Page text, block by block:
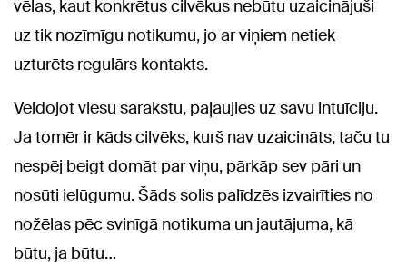
vēlas, kaut konkrētus cilvēkus nebūtu uzaicinājuši
uz tik nozīmīgu notikumu, jo ar viņiem netiek
uzturēts regulārs kontakts.
Veidojot viesu sarakstu, paļaujies uz savu intuīciju.
Ja tomēr ir kāds cilvēks, kurš nav uzaicināts, taču tu
nespēj beigt domāt par viņu, pārkāp sev pāri un
nosūti ielūgumu. Šāds solis palīdzēs izvairīties no
nožēlas pēc svinīgā notikuma un jautājuma, kā
būtu, ja būtu…